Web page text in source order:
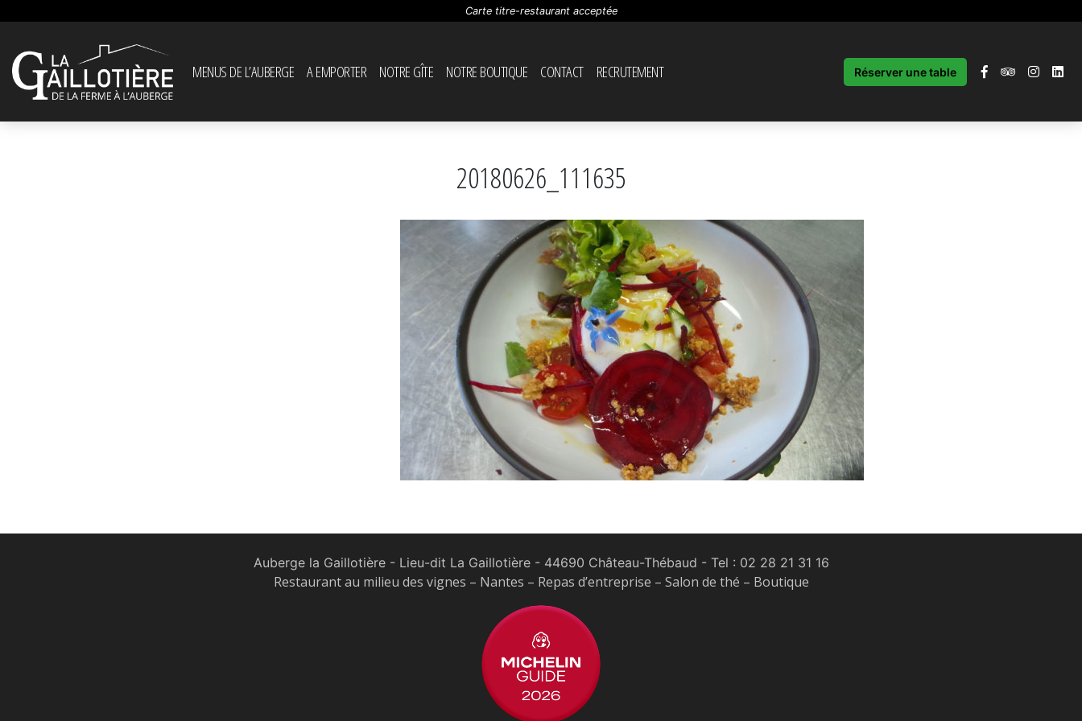
Carte titre-restaurant acceptée
MENUS DE L’AUBERGE A EMPORTER NOTRE GÎTE NOTRE BOUTIQUE CONTACT RECRUTEMENT Réserver une table
20180626_111635
Auberge la Gaillotière - Lieu-dit La Gaillotière - 44690 Château-Thébaud - Tel : 02 28 21 31 16
Restaurant au milieu des vignes – Nantes – Repas d’entreprise – Salon de thé – Boutique